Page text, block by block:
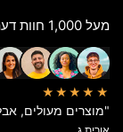
מעל 1,000 חוות דעת בדירוג – 5 כוכבים
★★★★★
"מוצרים מעולים,